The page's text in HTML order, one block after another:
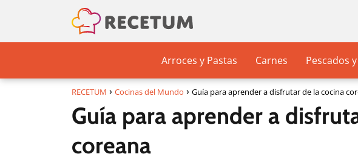
Arroces y Pastas Carnes Pescados
RECETUM Cocinas del Mundo Guía para aprender a disfrutar de la cocina
Guía para aprender a
coreana